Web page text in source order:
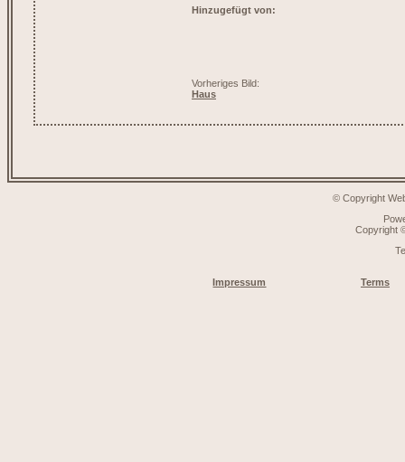
Hinzugefügt von:
Vorheriges Bild:
Haus
© Copyright
Copyright
Impressum Terms